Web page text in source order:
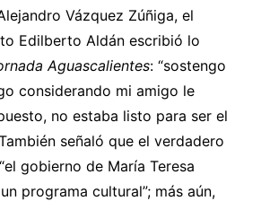
Vázquez Zúñiga, el
Edilberto Aldán escribió lo
Aguascalientes: “sostengo
considerando mi amigo le
no estaba listo para ser el
señaló que el verdadero
gobierno de María Teresa
programa cultural”; más aún,